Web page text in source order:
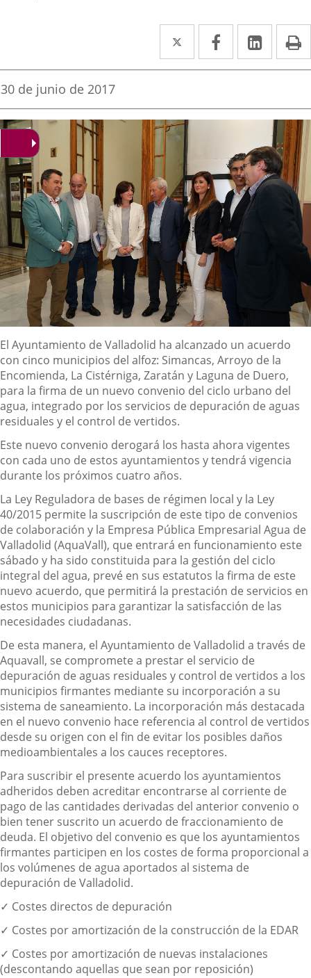
Twitter
Enlace
a
aplicación
externa.
Facebook
Enlace
a
aplicación
externa.
Enlace
a
Fecha
la
noticia
30 de junio de 2017
Descripción
El Ayuntamiento de Valladolid ha alcanzado un acuerdo
con cinco municipios del alfoz: Simancas, Arroyo de la
Encomienda, La Cistérniga, Zaratán y Laguna de Duero,
para la firma de un nuevo convenio del ciclo urbano del
agua, integrado por los servicios de depuración de aguas
residuales y el control de vertidos.
Este nuevo convenio derogará los hasta ahora vigentes
con cada uno de estos ayuntamientos y tendrá vigencia
durante los próximos cuatro años.
La Ley Reguladora de bases de régimen local y la Ley
40/2015 permite la suscripción de este tipo de convenios
de colaboración y la Empresa Pública Empresarial Agua de
Valladolid (AquaVall), que entrará en funcionamiento este
sábado y ha sido constituida para la gestión del ciclo
integral del agua, prevé en sus estatutos la firma de este
nuevo acuerdo, que permitirá la prestación de servicios en
estos municipios para garantizar la satisfacción de las
necesidades ciudadanas.
De esta manera, el Ayuntamiento de Valladolid a través de
Aquavall, se compromete a prestar el servicio de
depuración de aguas residuales y control de vertidos a los
municipios firmantes mediante su incorporación a su
sistema de saneamiento. La incorporación más destacada
en el nuevo convenio hace referencia al control de vertidos
desde su origen con el fin de evitar los posibles daños
medioambientales a los cauces receptores.
Para suscribir el presente acuerdo los ayuntamientos
adheridos deben acreditar encontrarse al corriente de
pago de las cantidades derivadas del anterior convenio o
bien tener suscrito un acuerdo de fraccionamiento de
deuda. El objetivo del convenio es que los ayuntamientos
firmantes participen en los costes de forma proporcional a
los volúmenes de agua aportados al sistema de
depuración de Valladolid.
✓ Costes directos de depuración
✓ Costes por amortización de la construcción de la EDAR
✓ Costes por amortización de nuevas instalaciones
(descontando aquellas que sean por reposición)